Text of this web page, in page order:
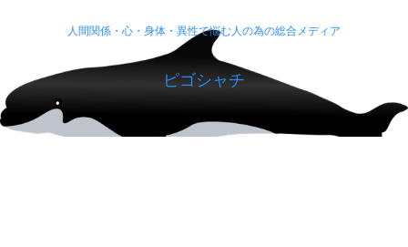
人間関係・心・身体・異性で悩む人の為の総合メディア
ピゴシャチ